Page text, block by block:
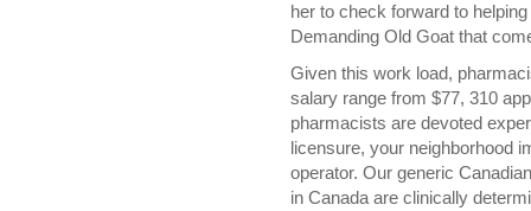
her to check forward to
Demanding Old Goat that
Given this work load,
salary range from $77, 310
pharmacists are devoted
licensure, your neighborhood
operator. Our generic
in Canada are clinically